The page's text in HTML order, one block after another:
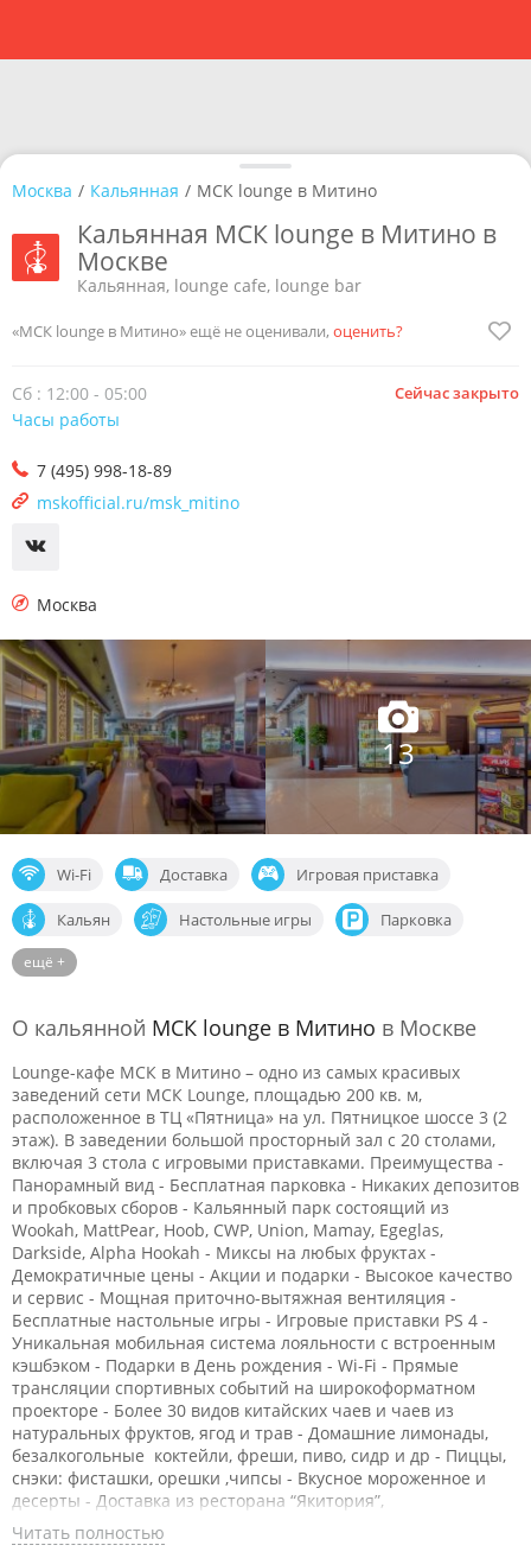
13
Wi-Fi Доставка Игровая приставка
Кальян Настольные игры Парковка
Спортивные трансляции
ещё +
Москва / Кальянная / МСК lounge в Митино
Кальянная МСК lounge в Митино в
Москве
Кальянная, lounge cafe, lounge bar
«МСК lounge в Митино» ещё не оценивали, оценить?
7 (495) 998-18-89
mskofficial.ru/msk_mitino
Москва
Сейчас закрыто
Сб : 12:00 - 05:00
Часы работы
О кальянной МСК lounge в Митино в Москве
Lounge-кафе МСК в Митино – одно из самых красивых
заведений сети МСК Lounge, площадью 200 кв. м,
расположенное в ТЦ «Пятница» на ул. Пятницкое шоссе 3 (2
этаж). В заведении большой просторный зал с 20 столами,
включая 3 стола с игровыми приставками. Преимущества -
Панорамный вид - Бесплатная парковка - Никаких депозитов
и пробковых сборов - Кальянный парк состоящий из
Wookah, MattPear, Hoob, СWP, Union, Mamay, Egeglas,
Darkside, Alpha Hookah - Миксы на любых фруктах -
Демократичные цены - Акции и подарки - Высокое качество
и сервис - Мощная приточно-вытяжная вентиляция -
Бесплатные настольные игры - Игровые приставки PS 4 -
Уникальная мобильная система лояльности с встроенным
кэшбэком - Подарки в День рождения - Wi-Fi - Прямые
трансляции спортивных событий на широкоформатном
проекторе - Более 30 видов китайских чаев и чаев из
натуральных фруктов, ягод и трав - Домашние лимонады,
безалкогольные коктейли, фреши, пиво, сидр и др - Пиццы,
снэки: фисташки, орешки ,чипсы - Вкусное мороженное и
десерты - Доставка из ресторана “Якитория”,
расположенного по-соседству - Многое другое для вашего
идеального отдыха! Акции - С Пн по Чт закажи 2 паровых
Читать полностью